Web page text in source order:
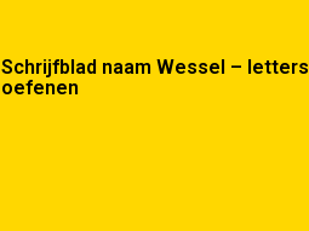
Schrijfblad naam Wessel – letters
oefenen